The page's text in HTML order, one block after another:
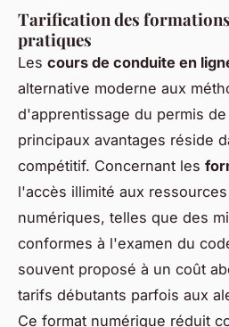
Tarification des
pratiques
Les cours de conduite en
alternative moderne aux
d'apprentissage du permis
principaux avantages réside
compétitif. Concernant les
l'accès illimité aux
numériques, telles que des
conformes à l'examen du
souvent proposé à un coût
tarifs débutants parfois aux
Ce format numérique réduit